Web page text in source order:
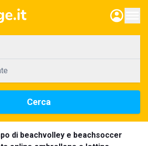
Cerca
di beachvolley e beachsoccer